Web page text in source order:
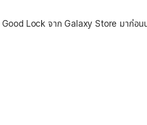
Good Lock จาก Galaxy Store มาก่อน